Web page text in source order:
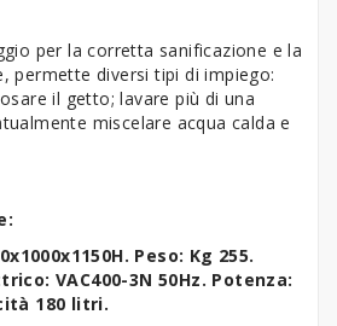
per la corretta sanificazione e la
permette diversi tipi di impiego:
il getto; lavare più di una
miscelare acqua calda e
Peso: Kg 255.
VAC400-3N 50Hz. Potenza:
180 litri.